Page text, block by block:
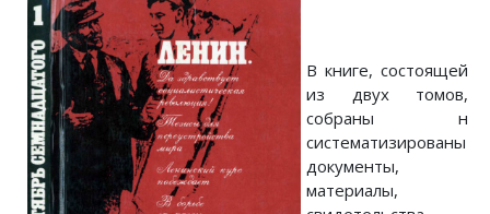
В книге, состоящей
из двух томов,
собраны н
систематизированы
документы,
материалы,